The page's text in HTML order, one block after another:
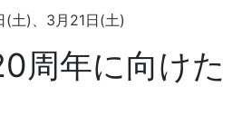
(土)、3月21日(土)
年に向けた